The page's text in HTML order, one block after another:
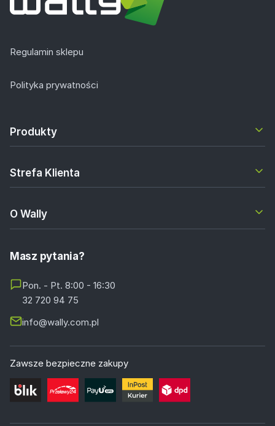
Regulamin sklepu
Polityka prywatności
Produkty
Strefa Klienta
O Wally
Masz pytania?
Pon. - Pt. 8:00 - 16:30
32 720 94 75
info@wally.com.pl
Zawsze bezpieczne zakupy